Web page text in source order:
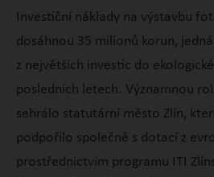
Investiční náklady na výstavbu
dosáhnou 35 milionů korun,
z největších investic do
posledních letech. Významnou
sehrálo statutární město Zlín,
podpořilo společně s dotací z
prostřednictvím programu ITI